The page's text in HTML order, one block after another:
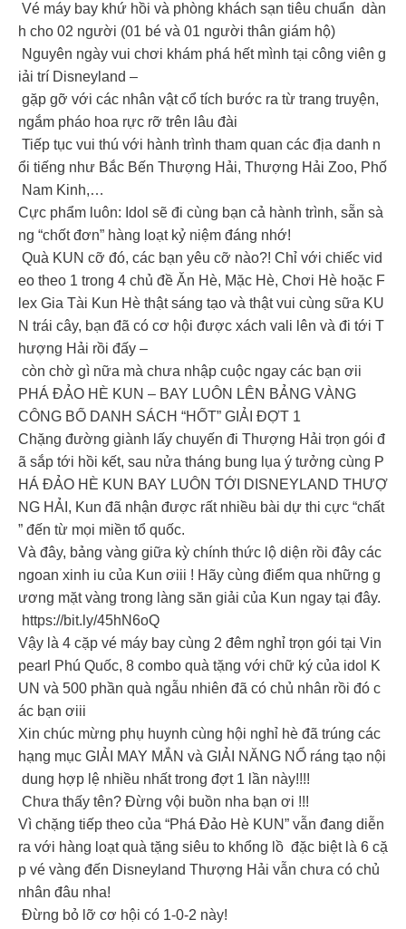
Vé máy bay khứ hồi và phòng khách sạn tiêu chuẩn dàn
h cho 02 người (01 bé và 01 người thân giám hộ)
Nguyên ngày vui chơi khám phá hết mình tại công viên g
iải trí Disneyland –
gặp gỡ với các nhân vật cổ tích bước ra từ trang truyện,
ngắm pháo hoa rực rỡ trên lâu đài
Tiếp tục vui thú với hành trình tham quan các địa danh n
ổi tiếng như Bắc Bến Thượng Hải, Thượng Hải Zoo, Phố
Nam Kinh,…
Cực phẩm luôn: Idol sẽ đi cùng bạn cả hành trình, sẵn sà
ng “chốt đơn” hàng loạt kỷ niệm đáng nhớ!
Quà KUN cỡ đó, các bạn yêu cỡ nào?! Chỉ với chiếc vid
eo theo 1 trong 4 chủ đề Ăn Hè, Mặc Hè, Chơi Hè hoặc F
lex Gia Tài Kun Hè thật sáng tạo và thật vui cùng sữa KU
N trái cây, bạn đã có cơ hội được xách vali lên và đi tới T
hượng Hải rồi đấy –
còn chờ gì nữa mà chưa nhập cuộc ngay các bạn ơii
PHÁ ĐẢO HÈ KUN – BAY LUÔN LÊN BẢNG VÀNG
CÔNG BỐ DANH SÁCH “HỐT” GIẢI ĐỢT 1
Chặng đường giành lấy chuyến đi Thượng Hải trọn gói đ
ã sắp tới hồi kết, sau nửa tháng bung lụa ý tưởng cùng P
HÁ ĐẢO HÈ KUN BAY LUÔN TỚI DISNEYLAND THƯỢ
NG HẢI, Kun đã nhận được rất nhiều bài dự thi cực “chất
” đến từ mọi miền tổ quốc.
Và đây, bảng vàng giữa kỳ chính thức lộ diện rồi đây các
ngoan xinh iu của Kun ơiii ! Hãy cùng điểm qua những g
ương mặt vàng trong làng săn giải của Kun ngay tại đây.
https://bit.ly/45hN6oQ
Vậy là 4 cặp vé máy bay cùng 2 đêm nghỉ trọn gói tại Vin
pearl Phú Quốc, 8 combo quà tặng với chữ ký của idol K
UN và 500 phần quà ngẫu nhiên đã có chủ nhân rồi đó c
ác bạn ơiii
Xin chúc mừng phụ huynh cùng hội nghỉ hè đã trúng các
hạng mục GIẢI MAY MẮN và GIẢI NĂNG NỔ ráng tạo nội
dung hợp lệ nhiều nhất trong đợt 1 lần này!!!!
Chưa thấy tên? Đừng vội buồn nha bạn ơi !!!
Vì chặng tiếp theo của “Phá Đảo Hè KUN” vẫn đang diễn
ra với hàng loạt quà tặng siêu to khổng lồ đặc biệt là 6 cặ
p vé vàng đến Disneyland Thượng Hải vẫn chưa có chủ
nhân đâu nha!
Đừng bỏ lỡ cơ hội có 1-0-2 này!